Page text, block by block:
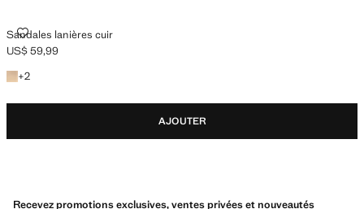
Sandales lanières cuir
SANDALES LANIÈRES CUIR
Prix actuel [US$ 59,99 ]
US$ 59,99
+2
+2 couleurs
AJOUTER
Recevez promotions exclusives, ventes privées et nouveautés